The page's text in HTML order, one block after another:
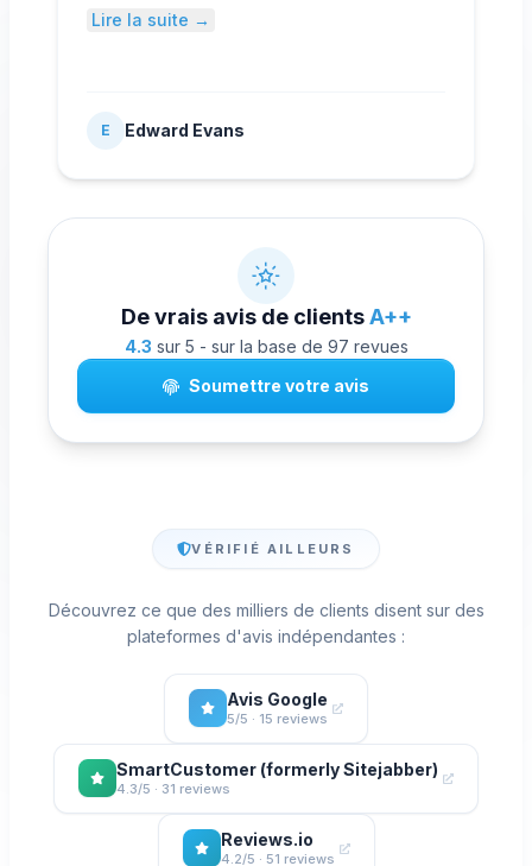
seulement vous achetez des abonnés
des sites n'offrent pas. Je recommande
Lire la suite →
E Edward Evans
De vrais avis de clientsA++
4.3 sur 5 - sur la base de 97 revues
Soumettre votre avis
VÉRIFIÉ AILLEURS
Découvrez ce que des milliers de clients disent sur des
plateformes d'avis indépendantes :
Avis Google
5/5 · 15 reviews
SmartCustomer (formerly Sitejabber)
4.3/5 · 31 reviews
Reviews.io
4.2/5 · 51 reviews